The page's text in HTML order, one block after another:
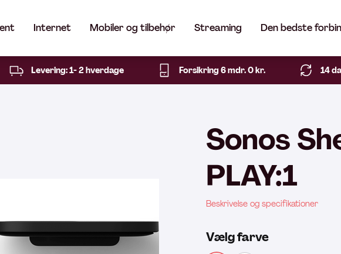
Internet Mobiler og tilbehør Streaming Den bedste
Levering: 1- 2 hverdage Forsikring 6 mdr. 0 kr. 14
Sonos
PLAY:1
Beskrivelse og specifikationer
Vælg farve